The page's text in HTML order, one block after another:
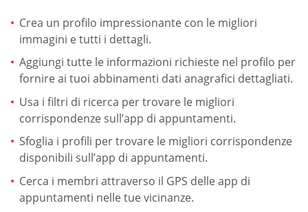
Crea un profilo impressionante con le migliori
immagini e tutti i dettagli.
Aggiungi tutte le informazioni richieste nel profilo per
fornire ai tuoi abbinamenti dati anagrafici dettagliati.
Usa i filtri di ricerca per trovare le migliori
corrispondenze sull’app di appuntamenti.
Sfoglia i profili per trovare le migliori corrispondenze
disponibili sull’app di appuntamenti.
Cerca i membri attraverso il GPS delle app di
appuntamenti nelle tue vicinanze.